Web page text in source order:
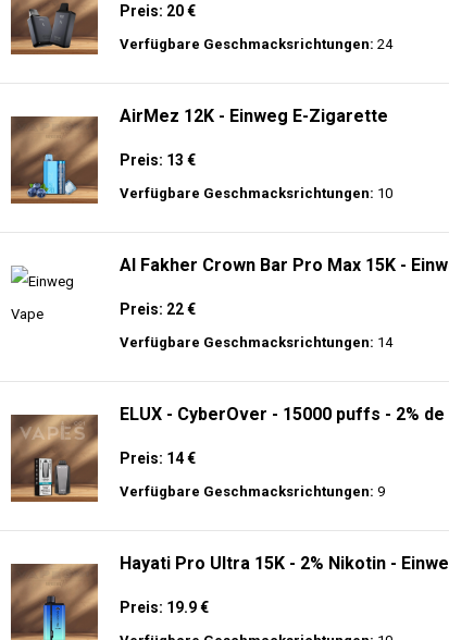
Preis: 20 €
Verfügbare Geschmacksrichtungen: 24
AirMez 12K - Einweg E-Zigarette
Preis: 13 €
Verfügbare Geschmacksrichtungen: 10
Al Fakher Crown Bar Pro Max 15K -
Preis: 22 €
Verfügbare Geschmacksrichtungen: 14
ELUX - CyberOver - 15000 puffs - 2%
Preis: 14 €
Verfügbare Geschmacksrichtungen: 9
Hayati Pro Ultra 15K - 2% Nikotin -
Preis: 19.9 €